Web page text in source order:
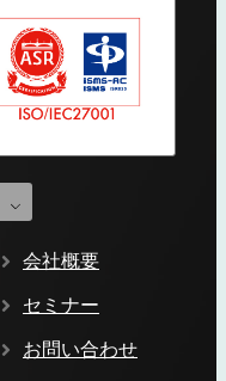
会社概要
セミナー
お問い合わせ